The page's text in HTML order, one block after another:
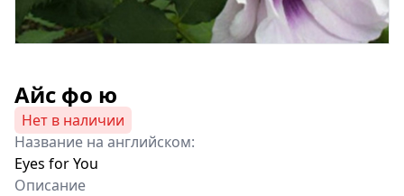
Айс фо ю
Нет в наличии
Название на английском:
Eyes for You
Описание